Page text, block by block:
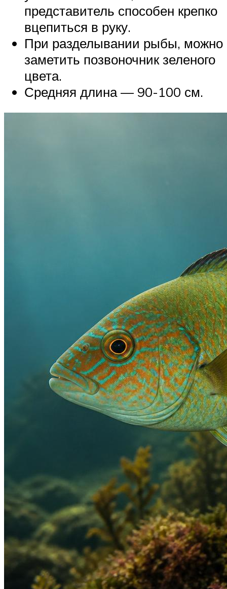
представитель способен крепко
вцепиться в руку.
При разделывании рыбы, можно
заметить позвоночник зеленого
цвета.
Средняя длина — 90-100 см.